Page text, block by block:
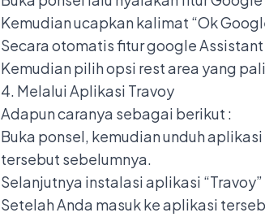
Kemudian ucapkan kalimat “Ok
Secara otomatis fitur google
Kemudian pilih opsi rest area yang
4. Melalui Aplikasi Travoy
Adapun caranya sebagai berikut :
Buka ponsel, kemudian unduh
tersebut sebelumnya.
Selanjutnya instalasi aplikasi
Setelah Anda masuk ke aplikasi